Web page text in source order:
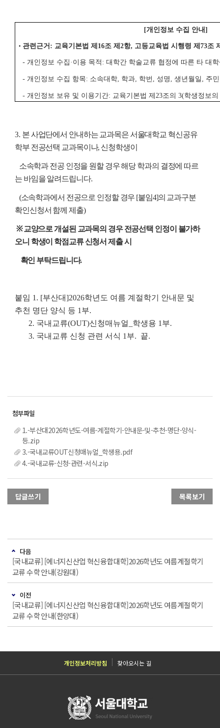
[개인정보 수집 안내]
• 관련근거: 교육기본법 제16조 제2항, 고등교육법 시행령 제73조
- 개인정보 수집·이용 목적: 대학간 학술교류 협정에 따른 타 대
- 개인정보 수집 항목: 소속대학, 학과, 학번, 성명, 생년월일, 주
- 개인정보 보유 및 이용기간: 교육기본법 제23조의 3(학생정보
3. 본 사업단에서 안내하는 교과목은 서울대학교 혁신공유
학부 전공선택 교과목이나, 신청학생이
소속학과 전공 인정을 원할 경우 해당 학과의 결정에 따르
는 바임을 알려드립니다.
(소속학과에서 전공으로 인정할 경우 [붙임4]의 교과구분
확인신청서 함께 제출)
※ 교양으로 개설된 교과목의 경우 전공선택 인정이 불가하
오니 학생이 학점교류 신청서 제출 시
확인 부탁드립니다.
붙임 1. [부산대]2026학년도 여름 계절학기 안내문 및
추천 명단 양식 등 1부.
2. 국내교류(OUT)신청매뉴얼_학생용 1부.
3. 국내교류 신청 관련 서식 1부. 끝.
1.-부산대2026학년도-여름-계절학기-안내문-및-추천-명단-양식-
등.zip
3.-국내교류OUT신청매뉴얼_학생용.pdf
4.-국내교류-신청-관련-서식.zip
답글쓰기 목록보기
다음
[국내교류] [에너지신산업 혁신융합대학]2026학년도 여름계절학기
교류 수학 안내(강원대)
이전
[국내교류] [에너지신산업 혁신융합대학]2026학년도 여름계절학기
교류 수학 안내(한양대)
개인정보처리방침 찾아오시는 길